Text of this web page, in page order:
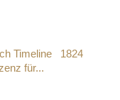
Timeline 1824
für...